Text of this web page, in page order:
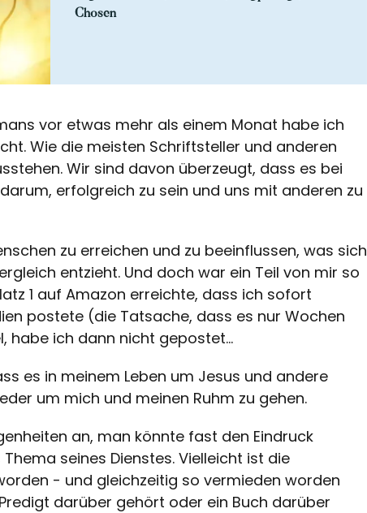
Chosen
vor etwas mehr als einem Monat habe ich
Wie die meisten Schriftsteller und anderen
Wir sind davon überzeugt, dass es bei
erfolgreich zu sein und uns mit anderen zu
zu erreichen und zu beeinflussen, was sich
entzieht. Und doch war ein Teil von mir so
1 auf Amazon erreichte, dass ich sofort
postete (die Tatsache, dass es nur Wochen
habe ich dann nicht gepostet...
es in meinem Leben um Jesus und andere
um mich und meinen Ruhm zu gehen.
an, man könnte fast den Eindruck
seines Dienstes. Vielleicht ist die
- und gleichzeitig so vermieden worden
darüber gehört oder ein Buch darüber